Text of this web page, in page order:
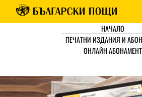
НАЧАЛО
ПЕЧАТНИ ИЗДАНИЯ И
ОНЛАЙН АБОНАМЕНТ